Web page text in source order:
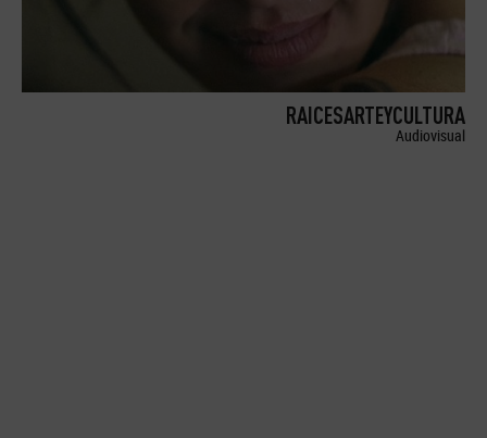
RAICESARTEYCULTURA
Audiovisual